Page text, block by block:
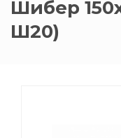
Шибер
Ш20)